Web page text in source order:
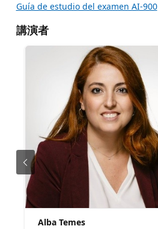
Guía de estudio del examen AI-900
講演者
Alba Temes